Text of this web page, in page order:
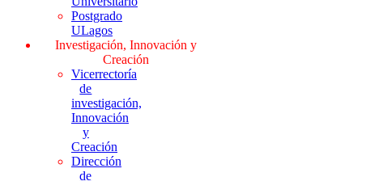
Postgrado
ULagos
Investigación, Innovación y
Creación
Vicerrectoría
de
investigación,
Innovación
y
Creación
Dirección
de